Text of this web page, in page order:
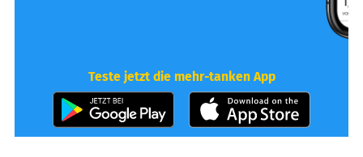
Teste jetzt die mehr-tanken App